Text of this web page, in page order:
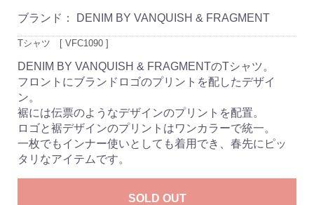
ブランド： DENIM BY VANQUISH & FRAGMENT
Tシャツ　[ VFC1090 ]
DENIM BY VANQUISH & FRAGMENTのTシャツ。
フロントにブランドロゴのプリントを配したデザイ
ン。
裾には伝票のようなデザインのプリントを配置。
ロゴと裾デザインのプリントはワンカラーで統一。
一枚でもインナー使いとしても着用でき、春先にピッ
タリなアイテムです。
SOLD OUT